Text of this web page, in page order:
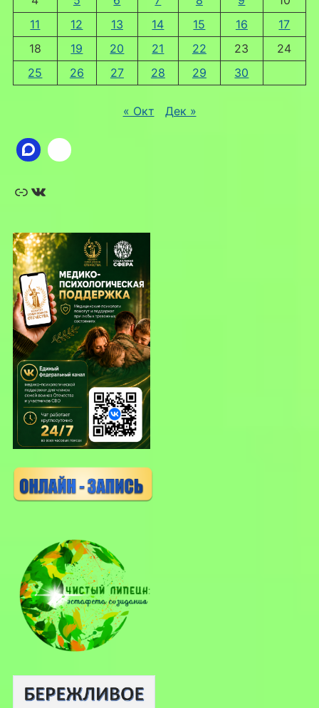
11
12 13 14 15 16
17
18
19 20 21 22 23
24
25
26 27 28 29 30
« Окт Дек »
Ссылка